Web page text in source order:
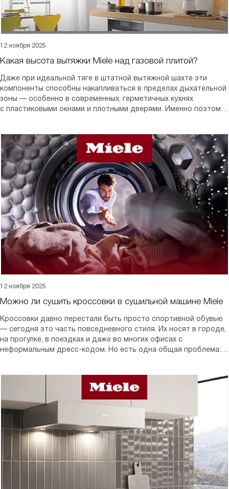
12 ноября 2025
Какая высота вытяжки Miele над газовой плитой?
Даже при идеальной тяге в штатной вытяжной шахте эти
компоненты способны накапливаться в пределах дыхательной
зоны — особенно в современных, герметичных кухнях
с пластиковыми окнами и плотными дверями. Именно поэтому
12 ноября 2025
Можно ли сушить кроссовки в сушильной машине Miele
Кроссовки давно перестали быть просто спортивной обувью
— сегодня это часть повседневного стиля. Их носят в городе,
на прогулке, в поездках и даже во многих офисах с
неформальным дресс-кодом. Но есть одна общая проблема: